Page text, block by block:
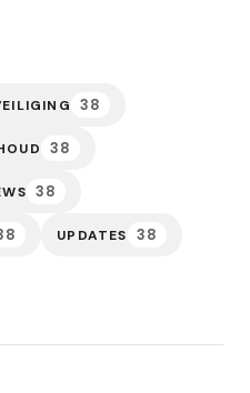
38
38
38
UPDATES 38